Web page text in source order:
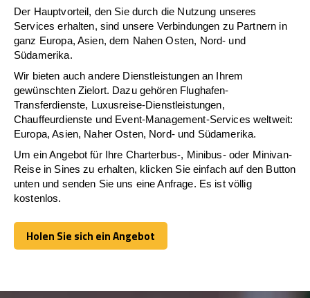
Der Hauptvorteil, den Sie durch die Nutzung unseres
Services erhalten, sind unsere Verbindungen zu Partnern in
ganz Europa, Asien, dem Nahen Osten, Nord- und
Südamerika.
Wir bieten auch andere Dienstleistungen an Ihrem
gewünschten Zielort. Dazu gehören Flughafen-
Transferdienste, Luxusreise-Dienstleistungen,
Chauffeurdienste und Event-Management-Services weltweit:
Europa, Asien, Naher Osten, Nord- und Südamerika.
Um ein Angebot für Ihre Charterbus-, Minibus- oder Minivan-
Reise in Sines zu erhalten, klicken Sie einfach auf den Button
unten und senden Sie uns eine Anfrage. Es ist völlig
kostenlos.
Holen Sie sich ein Angebot
Holen Sie sich ein Angebot